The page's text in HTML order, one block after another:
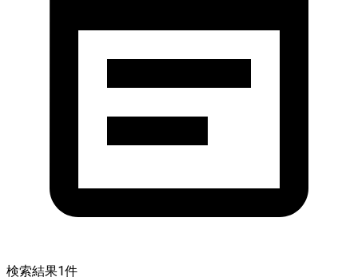
検索結果1件